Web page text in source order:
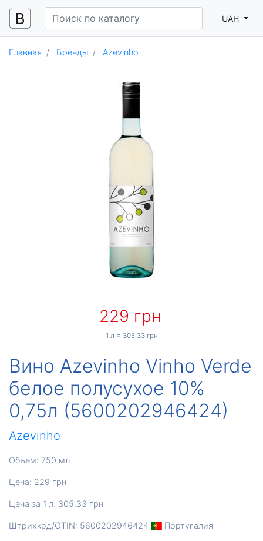
UAH
Главная Бренды Azevinho
Вино Azevinho Vinho Verde
белое полусухое 10%
0,75л (5600202946424)
Azevinho
Объем: 750 мл
Цена: 229 грн
Цена за 1 л: 305,33 грн
Штрихкод/GTIN: 5600202946424 Португалия
229 грн
1 л = 305,33 грн